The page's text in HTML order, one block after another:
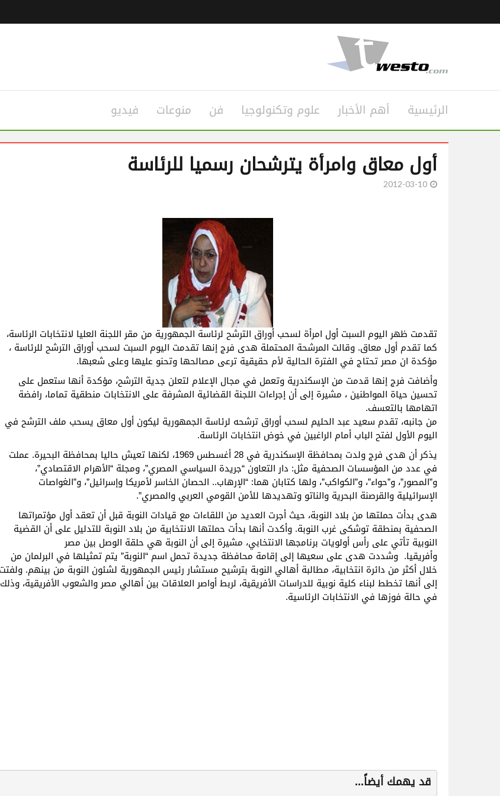
الرئيسية أهم الأخبار علوم وتكنولوجيا فن منوعات فيديو
أول معاق وامرأة يترشحان رسميا للرئاسة
2012-03-10
تقدمت ظهر اليوم السبت أول امرأة لسحب أوراق الترشح لرئاسة الجمهورية من مقر اللجنة العليا لانتخابات الرئاسة،
كما تقدم أول معاق. وقالت المرشحة المحتملة هدى فرج إنها تقدمت اليوم السبت لسحب أوراق الترشح للرئاسة ،
مؤكدة ان مصر تحتاج في الفترة الحالية لأم حقيقية ترعى مصالحها وتحنو عليها وعلى شعبها.
وأضافت فرج إنها قدمت من الإسكندرية وتعمل في مجال الإعلام لتعلن جدية الترشح، مؤكدة أنها ستعمل على
تحسين حياة المواطنين ، مشيرة إلى أن إجراءات اللجنة القضائية المشرفة على الانتخابات منطقية تماما، رافضة
اتهامها بالتعسف.
من جانبه، تقدم سعيد عبد الحليم لسحب أوراق ترشحه لرئاسة الجمهورية ليكون أول معاق يسحب ملف الترشح في
اليوم الأول لفتح الباب أمام الراغبين في خوض انتخابات الرئاسة.
يذكر أن هدى فرج ولدت بمحافظة الإسكندرية في 28 أغسطس 1969، لكنها تعيش حاليا بمحافظة البحيرة. عملت
في عدد من المؤسسات الصحفية مثل: دار التعاون “جريدة السياسي المصري”، ومجلة “الأهرام الاقتصادي”،
و”المصور”، و”حواء”، و”الكواكب”، ولها كتابان هما: “الإرهاب.. الحصان الخاسر لأمريكا وإسرائيل”، و”الغواصات
الإسرائيلية والقرصنة البحرية والناتو وتهديدها للأمن القومي العربي والمصري”.
هدى بدأت حملتها من بلاد النوبة، حيث أجرت العديد من اللقاءات مع قيادات النوبة قبل أن تعقد أول مؤتمراتها
الصحفية بمنطقة توشكى غرب النوبة. وأكدت أنها بدأت حملتها الانتخابية من بلاد النوبة للتدليل على أن القضية
النوبية تأتي على رأس أولويات برنامجها الانتخابي، مشيرة إلى أن النوبة هي حلقة الوصل بين مصر
وأفريقيا. وشددت هدى على سعيها إلى إقامة محافظة جديدة تحمل اسم “النوبة” يتم تمثيلها في البرلمان من
خلال أكثر من دائرة انتخابية، مطالبة أهالي النوبة بترشيح مستشار رئيس الجمهورية لشئون النوبة من بينهم. ولفتت
إلى أنها تخطط لبناء كلية نوبية للدراسات الأفريقية، لربط أواصر العلاقات بين أهالي مصر والشعوب الأفريقية، وذلك
في حالة فوزها في الانتخابات الرئاسية.
قد يهمك أيضاً...